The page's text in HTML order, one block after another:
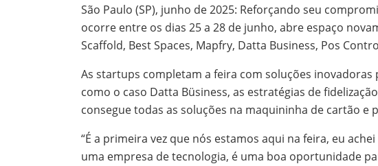
São Paulo (SP), junho de 2025: Reforçando seu
ocorre entre os dias 25 a 28 de junho, abre espaço
Scaffold, Best Spaces, Mapfry, Datta Business, Pos
As startups completam a feira com soluções
como o caso Datta Büsiness, as estratégias de
consegue todas as soluções na maquininha de cartão
“É a primeira vez que nós estamos aqui na feira, eu
uma empresa de tecnologia, é uma boa oportunidade